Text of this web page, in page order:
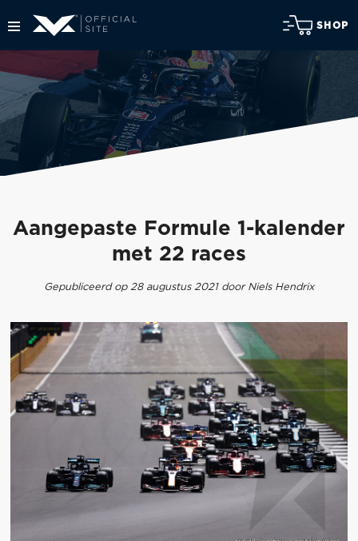
SHOP
Aangepaste Formule 1-kalender
met 22 races
Gepubliceerd op 28 augustus 2021 door Niels Hendrix